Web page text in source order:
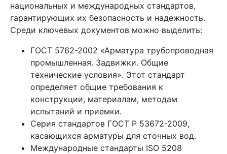
национальных и международных стандартов,
гарантирующих их безопасность и надежность.
Среди ключевых документов можно выделить:
ГОСТ 5762-2002 «Арматура трубопроводная
промышленная. Задвижки. Общие
технические условия». Этот стандарт
определяет общие требования к
конструкции, материалам, методам
испытаний и приемки.
Серия стандартов ГОСТ Р 53672-2009,
касающихся арматуры для сточных вод.
Международные стандарты ISO 5208